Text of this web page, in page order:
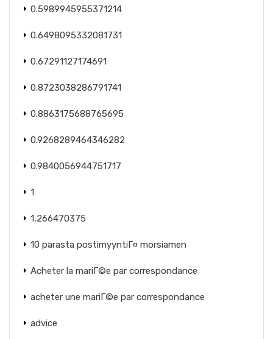
0.5989945955371214
0.6498095332081731
0.67291127174691
0.8723038286791741
0.8863175688765695
0.9268289464346282
0.9840056944751717
1
1,266470375
10 parasta postimyyntiГ¤ morsiamen
Acheter la mariГ©e par correspondance
acheter une mariГ©e par correspondance
advice